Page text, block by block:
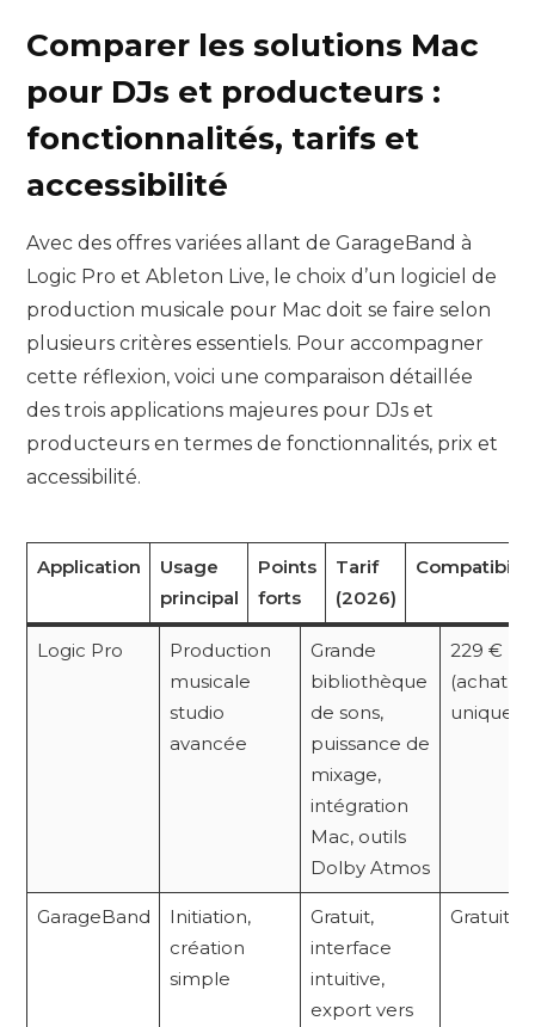
Comparer les solutions Mac
pour DJs et producteurs :
fonctionnalités, tarifs et
accessibilité
Avec des offres variées allant de GarageBand à
Logic Pro et Ableton Live, le choix d’un logiciel de
production musicale pour Mac doit se faire selon
plusieurs critères essentiels. Pour accompagner
cette réflexion, voici une comparaison détaillée
des trois applications majeures pour DJs et
producteurs en termes de fonctionnalités, prix et
accessibilité.
Application
Usage
principal
Points
forts
Tarif
(2026)
Logic Pro
Production
musicale
studio
avancée
Grande
bibliothèque
de sons,
puissance de
mixage,
intégration
Mac, outils
Dolby Atmos
229 €
(achat
unique)
GarageBand
Initiation,
création
simple
Gratuit,
interface
intuitive,
export vers
Gratuit